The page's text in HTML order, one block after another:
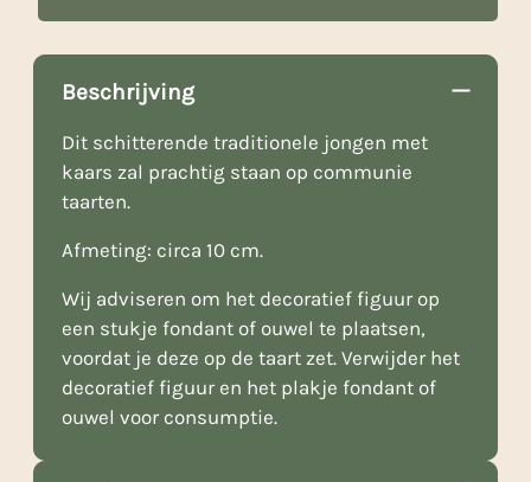
Beschrijving
Dit schitterende traditionele jongen met
kaars zal prachtig staan op communie
taarten.
Afmeting: circa 10 cm.
Wij adviseren om het decoratief figuur op
een stukje fondant of ouwel te plaatsen,
voordat je deze op de taart zet. Verwijder het
decoratief figuur en het plakje fondant of
ouwel voor consumptie.